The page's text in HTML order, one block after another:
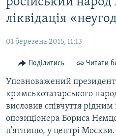
Перейти
до
основної
навігації
Перейти
пошуку
ВІДЕО ТА ФОТО
БЛОГИ
ПОГЛЯД
ІНТЕРВ'Ю
ВСЕ ЗА ДЕНЬ
СПЕЦПРОЕКТИ
ДЕПОРТАЦІЯ
ЯК ОБІЙТИ БЛОКУВАННЯ
ліквідація
01 березень 2015, 11:13
Поділитись Читати
Уповноважений
кримськотатарського
висловив співчуття
опозиціонера Бориса
п'ятницю, у центрі Москви.